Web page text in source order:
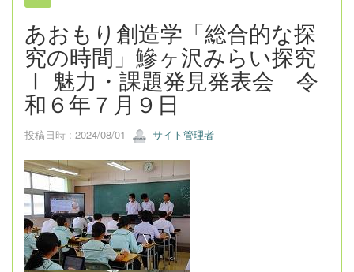
あおもり創造学「総合的な探
究の時間」鰺ヶ沢みらい探究
Ⅰ 魅力・課題発見発表会 令
和６年７月９日
投稿日時 : 2024/08/01 サイト管理者